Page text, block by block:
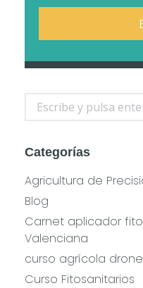
Buscar:
Categorías
Agricultura de
Blog
Carnet aplicador
Valenciana
curso agrícola
Curso Fitosanitarios